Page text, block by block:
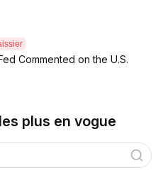
Commented on the U.S.
plus en vogue